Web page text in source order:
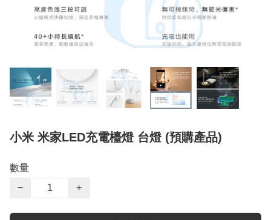
小米 米家LED充電檯燈 台燈 (預購產品)
數量
−
+